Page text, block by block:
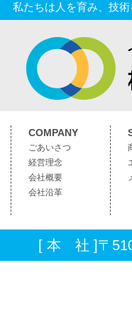
私たちは人を育み、技
COMPANY
ごあいさつ
経営理念
会社概要
会社沿革
[ 本 社 ]〒